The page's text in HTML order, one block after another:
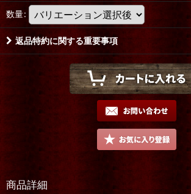
数量:
返品特約に関する重要事項
商品詳細